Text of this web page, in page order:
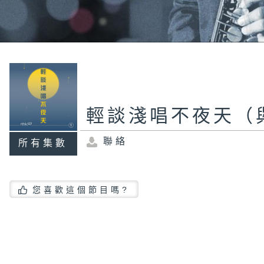
所有集數
輕談淺唱不夜天（
聯絡
您喜歡這個節目嗎?